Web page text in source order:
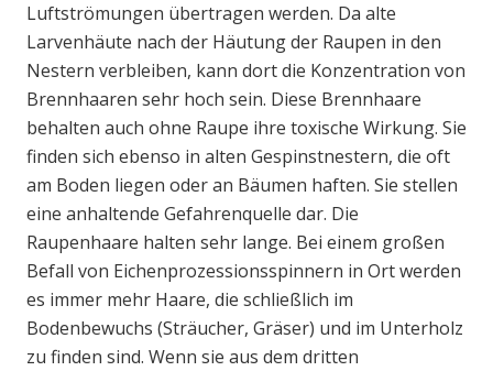
Luftströmungen übertragen werden. Da alte
Larvenhäute nach der Häutung der Raupen in den
Nestern verbleiben, kann dort die Konzentration von
Brennhaaren sehr hoch sein. Diese Brennhaare
behalten auch ohne Raupe ihre toxische Wirkung. Sie
finden sich ebenso in alten Gespinstnestern, die oft
am Boden liegen oder an Bäumen haften. Sie stellen
eine anhaltende Gefahrenquelle dar. Die
Raupenhaare halten sehr lange. Bei einem großen
Befall von Eichenprozessionsspinnern in Ort werden
es immer mehr Haare, die schließlich im
Bodenbewuchs (Sträucher, Gräser) und im Unterholz
zu finden sind. Wenn sie aus dem dritten